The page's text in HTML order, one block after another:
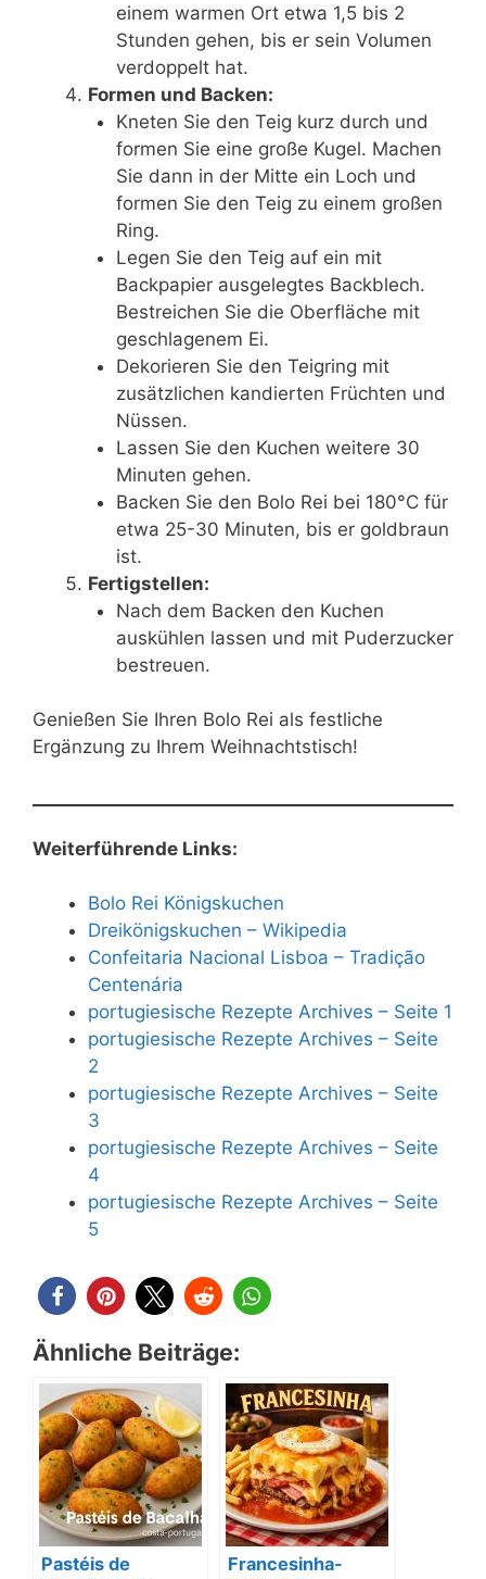
einem warmen Ort etwa 1,5 bis 2
Stunden gehen, bis er sein Volumen
verdoppelt hat.
Formen und Backen:
Kneten Sie den Teig kurz durch und
formen Sie eine große Kugel. Machen
Sie dann in der Mitte ein Loch und
formen Sie den Teig zu einem großen
Ring.
Legen Sie den Teig auf ein mit
Backpapier ausgelegtes Backblech.
Bestreichen Sie die Oberfläche mit
geschlagenem Ei.
Dekorieren Sie den Teigring mit
zusätzlichen kandierten Früchten und
Nüssen.
Lassen Sie den Kuchen weitere 30
Minuten gehen.
Backen Sie den Bolo Rei bei 180°C für
etwa 25-30 Minuten, bis er goldbraun
ist.
Fertigstellen:
Nach dem Backen den Kuchen
auskühlen lassen und mit Puderzucker
bestreuen.
Genießen Sie Ihren Bolo Rei als festliche
Ergänzung zu Ihrem Weihnachtstisch!
Weiterführende Links:
Bolo Rei Königskuchen
Dreikönigskuchen – Wikipedia
Confeitaria Nacional Lisboa – Tradição
Centenária
portugiesische Rezepte Archives – Seite 1
portugiesische Rezepte Archives – Seite
2
portugiesische Rezepte Archives – Seite
3
portugiesische Rezepte Archives – Seite
4
portugiesische Rezepte Archives – Seite
5
Ähnliche Beiträge:
Pastéis de
Francesinha-